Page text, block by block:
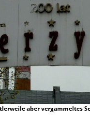
aber vergammeltes